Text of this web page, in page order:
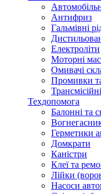
Антифриз
Гальмівні
Електроліти
Моторні
Омивачі
Промивки
Техдопомога
Балонні та
Герметики
Домкрати
Каністри
Клеї та
Лійки
Насоси